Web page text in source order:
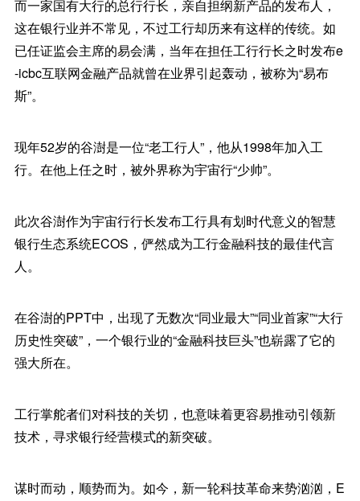
而一家国有大行的总行行长，亲自担纲新产品的发布人，
这在银行业并不常见，不过工行却历来有这样的传统。如
已任证监会主席的易会满，当年在担任工行行长之时发布e
-icbc互联网金融产品就曾在业界引起轰动，被称为“易布
斯”。
现年52岁的谷澍是一位“老工行人”，他从1998年加入工
行。在他上任之时，被外界称为宇宙行“少帅”。
此次谷澍作为宇宙行行长发布工行具有划时代意义的智慧
银行生态系统ECOS，俨然成为工行金融科技的最佳代言
人。
在谷澍的PPT中，出现了无数次“同业最大”“同业首家”“大行
历史性突破”，一个银行业的“金融科技巨头”也崭露了它的
强大所在。
工行掌舵者们对科技的关切，也意味着更容易推动引领新
技术，寻求银行经营模式的新突破。
谋时而动，顺势而为。如今，新一轮科技革命来势汹汹，E